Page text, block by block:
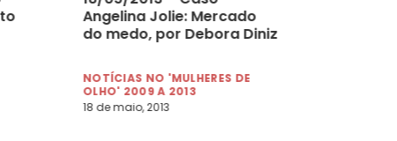
Angelina Jolie: Mercado
do medo, por Debora Diniz
NOTÍCIAS NO 'MULHERES DE
OLHO' 2009 A 2013
18 de maio, 2013